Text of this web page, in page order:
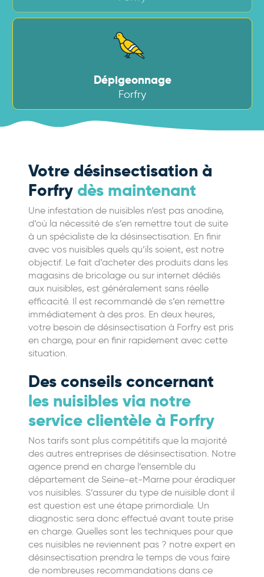
Dépigeonnage
Forfry
Votre désinsectisation à
Forfry dès maintenant
Une infestation de nuisibles n’est pas anodine,
d’où la nécessité de s’en remettre tout de suite
à un spécialiste de la désinsectisation. En finir
avec vos nuisibles quels qu’ils soient, est notre
objectif. Le fait d’acheter des produits dans les
magasins de bricolage ou sur internet dédiés
aux nuisibles, est généralement sans réelle
efficacité. Il est recommandé de s’en remettre
immédiatement à des pros. En deux heures,
votre besoin de désinsectisation à Forfry est pris
en charge, pour en finir rapidement avec cette
situation.
Des conseils concernant
les nuisibles via notre
service clientèle à Forfry
Nos tarifs sont plus compétitifs que la majorité
des autres entreprises de désinsectisation. Notre
agence prend en charge l’ensemble du
département de Seine-et-Marne pour éradiquer
vos nuisibles. S’assurer du type de nuisible dont il
est question est une étape primordiale. Un
diagnostic sera donc effectué avant toute prise
en charge. Quelles sont les techniques pour que
ces nuisibles ne reviennent pas ? notre expert en
désinsectisation prendra le temps de vous faire
de nombreuses recommandations dans ce